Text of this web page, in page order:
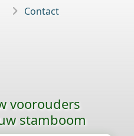
Contact
voorouders
stamboom